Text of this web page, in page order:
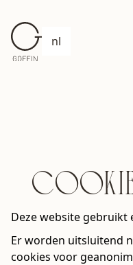
nl
Deze website gebruikt
Er worden uitsluitend
cookies voor